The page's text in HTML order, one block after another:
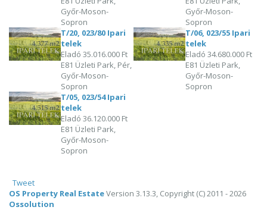
Győr-Moson-
Sopron
Győr-Moson-
Sopron
T/20, 023/80 Ipari
telek
Eladó35.016.000 Ft
E81 Üzleti Park, Pér,
Győr-Moson-
Sopron
T/06, 023/55 Ipari
telek
Eladó34.680.000 Ft
E81 Üzleti Park,
Győr-Moson-
Sopron
T/05, 023/54 Ipari
telek
Eladó36.120.000 Ft
E81 Üzleti Park,
Győr-Moson-
Sopron
Tweet
OS Property Real EstateVersion 3.13.3, Copyright (C) 2011 - 2026
Ossolution